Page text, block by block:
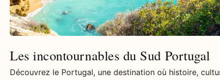
Les incontournables du Sud Portugal
Découvrez le Portugal, une destination où histoire,